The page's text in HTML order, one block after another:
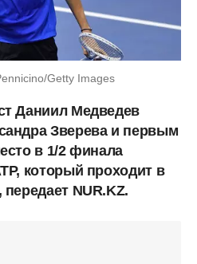
Getty Images
Даниил Медведев
Зверева и первым
в 1/2 финала
который проходит в
NUR.KZ.